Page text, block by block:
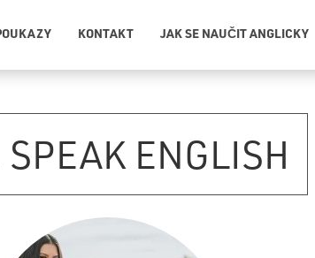
KONTAKT JAK SE NAUČIT ANGLICKY
SPEAK ENGLISH